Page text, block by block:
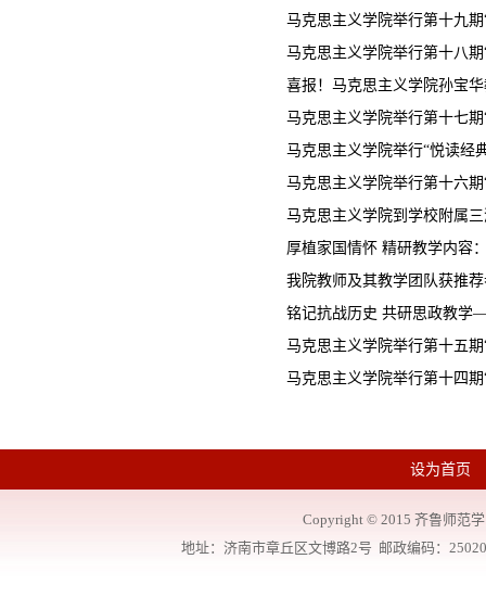
马克思主义学院举行第十九
马克思主义学院举行第十八
喜报！马克思主义学院孙宝
马克思主义学院举行第十七
马克思主义学院举行“悦读经
马克思主义学院举行第十六
马克思主义学院到学校附属
厚植家国情怀 精研教学内容
我院教师及其教学团队获推
铭记抗战历史 共研思政教学
马克思主义学院举行第十五
马克思主义学院举行第十四
设为首页
Copyright © 2015 齐鲁师范
地址：济南市章丘区文博路2号 邮政编码：